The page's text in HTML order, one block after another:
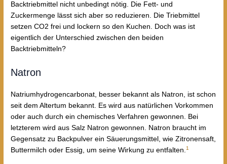
Backtriebmittel nicht unbedingt nötig. Die Fett- und
Zuckermenge lässt sich aber so reduzieren. Die Triebmittel
setzen CO2 frei und lockern so den Kuchen. Doch was ist
eigentlich der Unterschied zwischen den beiden
Backtriebmitteln?
Natron
Natriumhydrogencarbonat, besser bekannt als Natron, ist schon
seit dem Altertum bekannt. Es wird aus natürlichen Vorkommen
oder auch durch ein chemisches Verfahren gewonnen. Bei
letzterem wird aus Salz Natron gewonnen. Natron braucht im
Gegensatz zu Backpulver ein Säuerungsmittel, wie Zitronensaft,
Buttermilch oder Essig, um seine Wirkung zu entfalten.1